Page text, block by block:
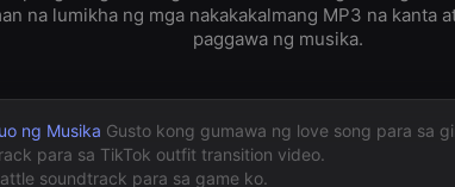
na lumikha ng mga nakakakalmang MP3 na kanta
paggawa ng musika.
ng Musika